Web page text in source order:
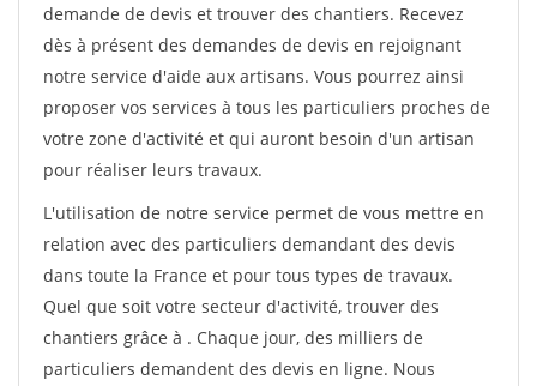
demande de devis et trouver des chantiers. Recevez
dès à présent des demandes de devis en rejoignant
notre service d'aide aux artisans. Vous pourrez ainsi
proposer vos services à tous les particuliers proches de
votre zone d'activité et qui auront besoin d'un artisan
pour réaliser leurs travaux.
L'utilisation de notre service permet de vous mettre en
relation avec des particuliers demandant des devis
dans toute la France et pour tous types de travaux.
Quel que soit votre secteur d'activité, trouver des
chantiers grâce à . Chaque jour, des milliers de
particuliers demandent des devis en ligne. Nous